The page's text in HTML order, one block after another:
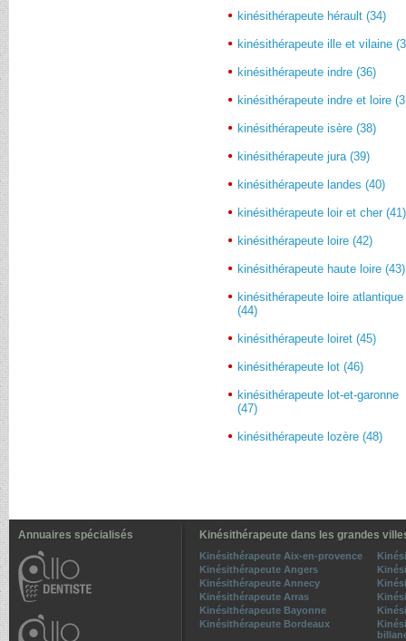
kinésithérapeute hérault (34)
kinésithérapeute ille et vilaine
kinésithérapeute indre (36)
kinésithérapeute indre et loire
kinésithérapeute isère (38)
kinésithérapeute jura (39)
kinésithérapeute landes (40)
kinésithérapeute loir et cher (41)
kinésithérapeute loire (42)
kinésithérapeute haute loire (43)
kinésithérapeute loire atlantique
(44)
kinésithérapeute loiret (45)
kinésithérapeute lot (46)
kinésithérapeute lot-et-garonne
(47)
kinésithérapeute lozère (48)
Annuaires spécialisés Kinésithérapeute dans les grandes
Kinésithérapeute Aix-en-provence
Kinésithérapeute Angers
Kinésithérapeute Annecy
Kinésithérapeute Arras
Kinésithérapeute Bayonne
Kinésithérapeute Bordeaux